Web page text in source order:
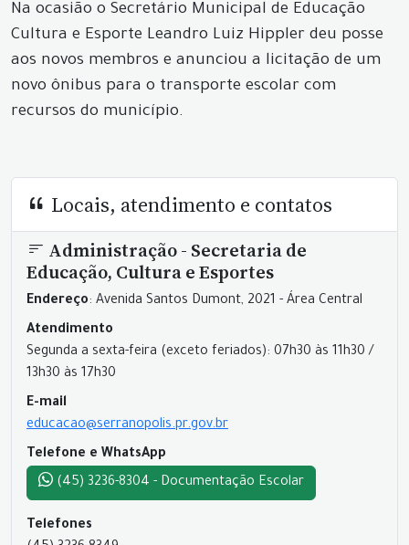
Na ocasião o Secretário Municipal de Educação
Cultura e Esporte Leandro Luiz Hippler deu posse
aos novos membros e anunciou a licitação de um
novo ônibus para o transporte escolar com
recursos do município.
Locais, atendimento e contatos
Administração - Secretaria de
Educação, Cultura e Esportes
Endereço: Avenida Santos Dumont, 2021 - Área Central
Atendimento
Segunda a sexta-feira (exceto feriados): 07h30 às 11h30 /
13h30 às 17h30
E-mail
educacao@serranopolis.pr.gov.br
Telefone e WhatsApp
(45) 3236-8304 - Documentação Escolar
Telefones